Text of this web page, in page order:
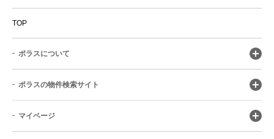
TOP
ポラスについて
ポラスの物件検索サイト
マイページ